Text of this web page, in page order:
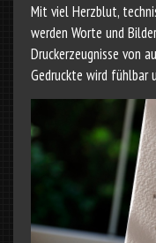
Mit viel Herzblut,
werden Worte und
Druckerzeugnisse von
Gedruckte wird fühlbar